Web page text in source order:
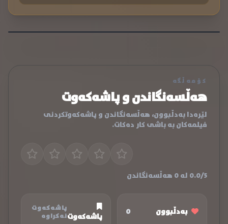
کۆمەڵگە
هەڵسەنگاندن و پاشەکەوت
لێرەدا بەدڵبوون، هەڵسەنگاندن و پاشەکەوتکردنی
فیلمەکان بە باشی کار دەکات.
0.0/5 لە 0 هەڵسەنگاندن
بەدڵبوون 0 پاشەکەوت
پاشەکەوت
نەکراوە